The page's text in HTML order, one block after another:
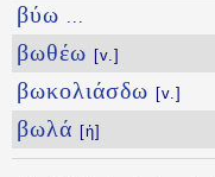
βύω ...
βωθέω [v.]
βωκολιάσδω [v.]
βωλά [ἡ]